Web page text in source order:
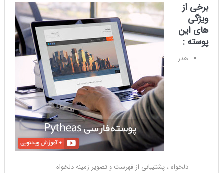
برخی از
ویژگی
های این
پوسته :
هدر
دلخواه ، پشتیبانی از فهرست و تصویر زمینه دلخواه